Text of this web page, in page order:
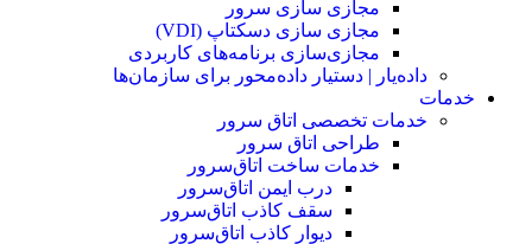
مجازی‌ سازی سرور
مجازی‌ سازی دسکتاپ (VDI)
مجازی‌سازی برنامه‌های کاربردی
داده‌یار | دستیار داده‌محور برای سازمان‌ها
خدمات
خدمات تخصصی اتاق سرور
طراحی اتاق‌ سرور
خدمات ساخت اتاق‌سرور
درب ایمن اتاق‌سرور
سقف کاذب اتاق‌سرور
دیوار کاذب اتاق‌سرور